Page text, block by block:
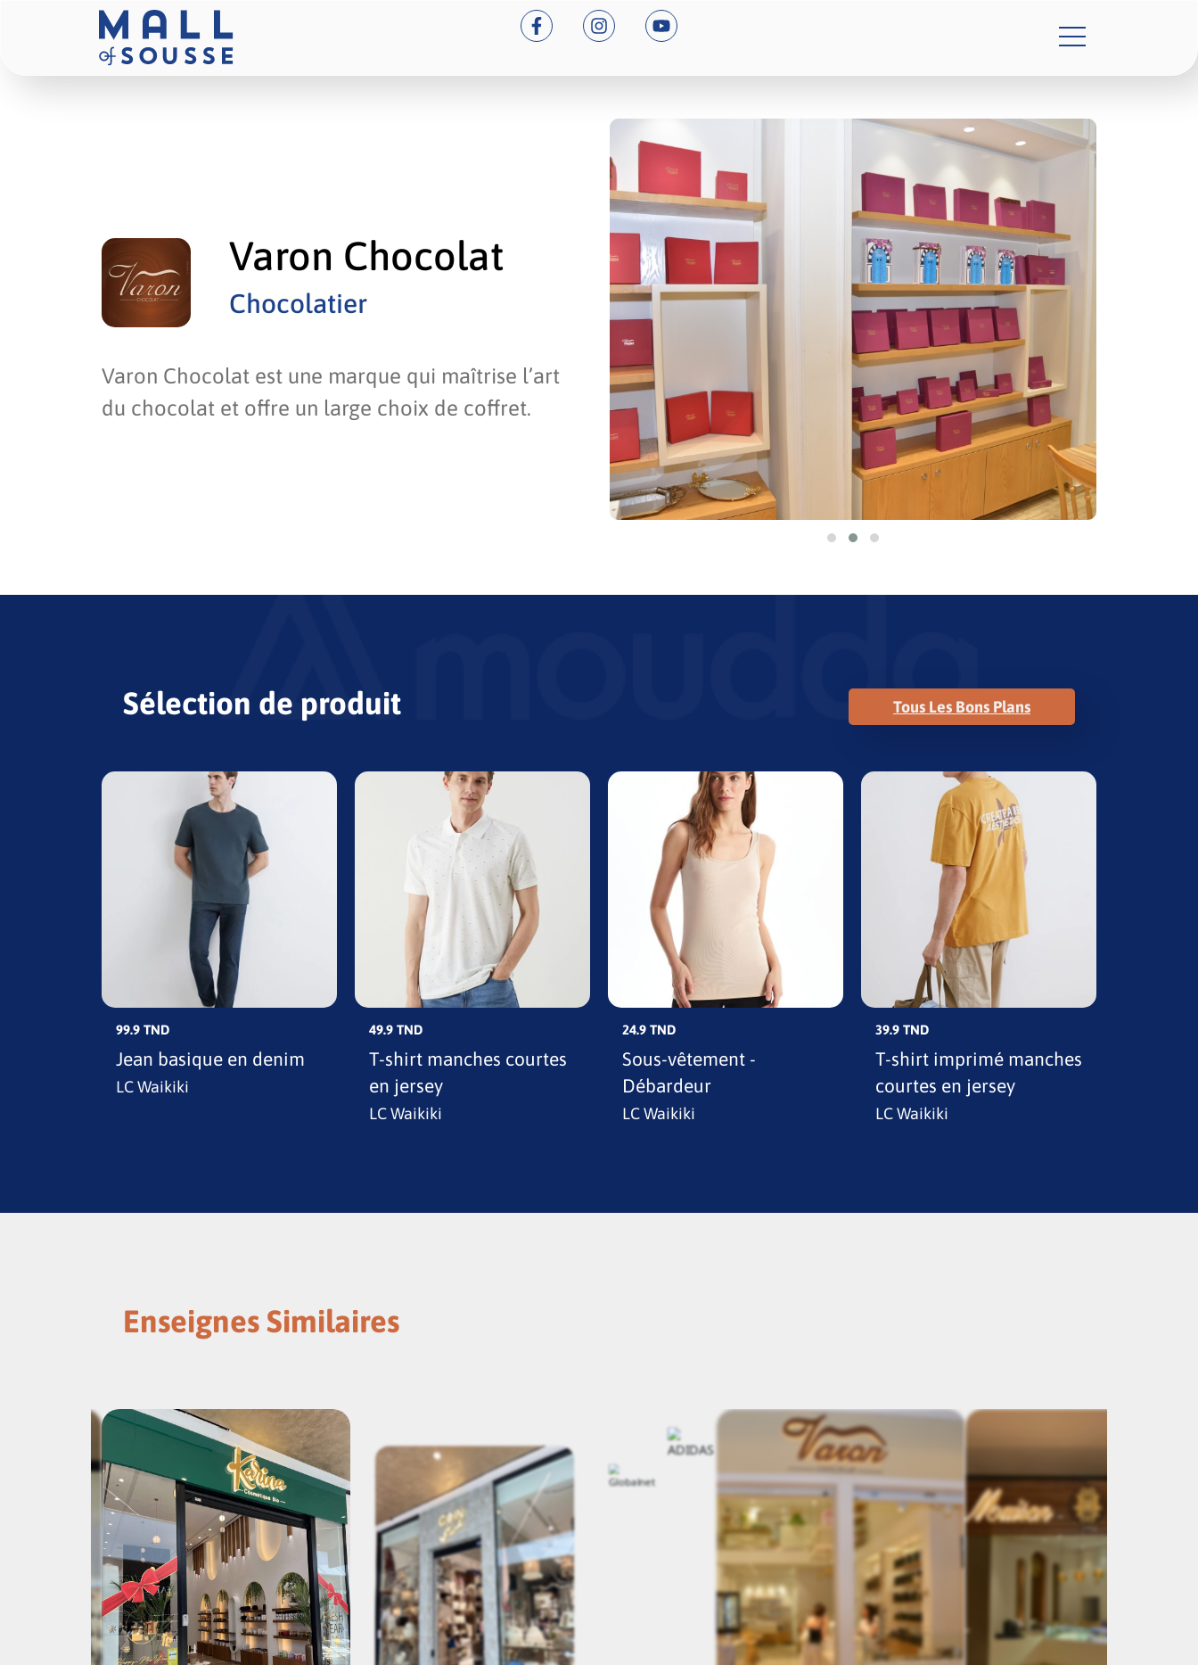
Varon Chocolat
Chocolatier
Varon Chocolat est une marque qui maîtrise l’art
du chocolat et offre un large choix de coffret.
Sélection de produit Tous Les Bons Plans
99.9 TND
Jean basique en denim
LC Waikiki
49.9 TND
T-shirt manches courtes
en jersey
LC Waikiki
24.9 TND
Sous-vêtement -
Débardeur
LC Waikiki
39.9 TND
T-shirt imprimé manches
courtes en jersey
LC Waikiki
Enseignes Similaires